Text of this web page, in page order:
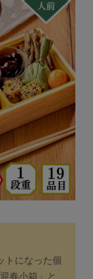
トになった個
春小箱」と